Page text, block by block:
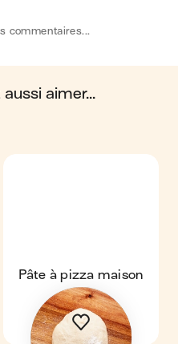
concernant votre santé,
"Chouquettes maison"
g de fibres.
commentaires...
aussi aimer...
Pâte à pizza maison